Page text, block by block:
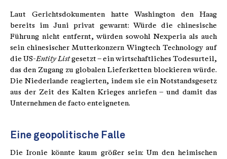
Laut Gerichtsdokumenten hatte Washington den Haag
bereits im Juni privat gewarnt: Würde die chinesische
Führung nicht entfernt, würden sowohl Nexperia als auch
sein chinesischer Mutterkonzern Wingtech Technology auf
die US-Entity Listgesetzt – ein wirtschaftliches Todesurteil,
das den Zugang zu globalen Lieferketten blockieren würde.
Die Niederlande reagierten, indem sie ein Notstandsgesetz
aus der Zeit des Kalten Krieges anriefen – und damit das
Unternehmen de facto enteigneten.
Eine geopolitische Falle
Die Ironie könnte kaum größer sein: Um den heimischen